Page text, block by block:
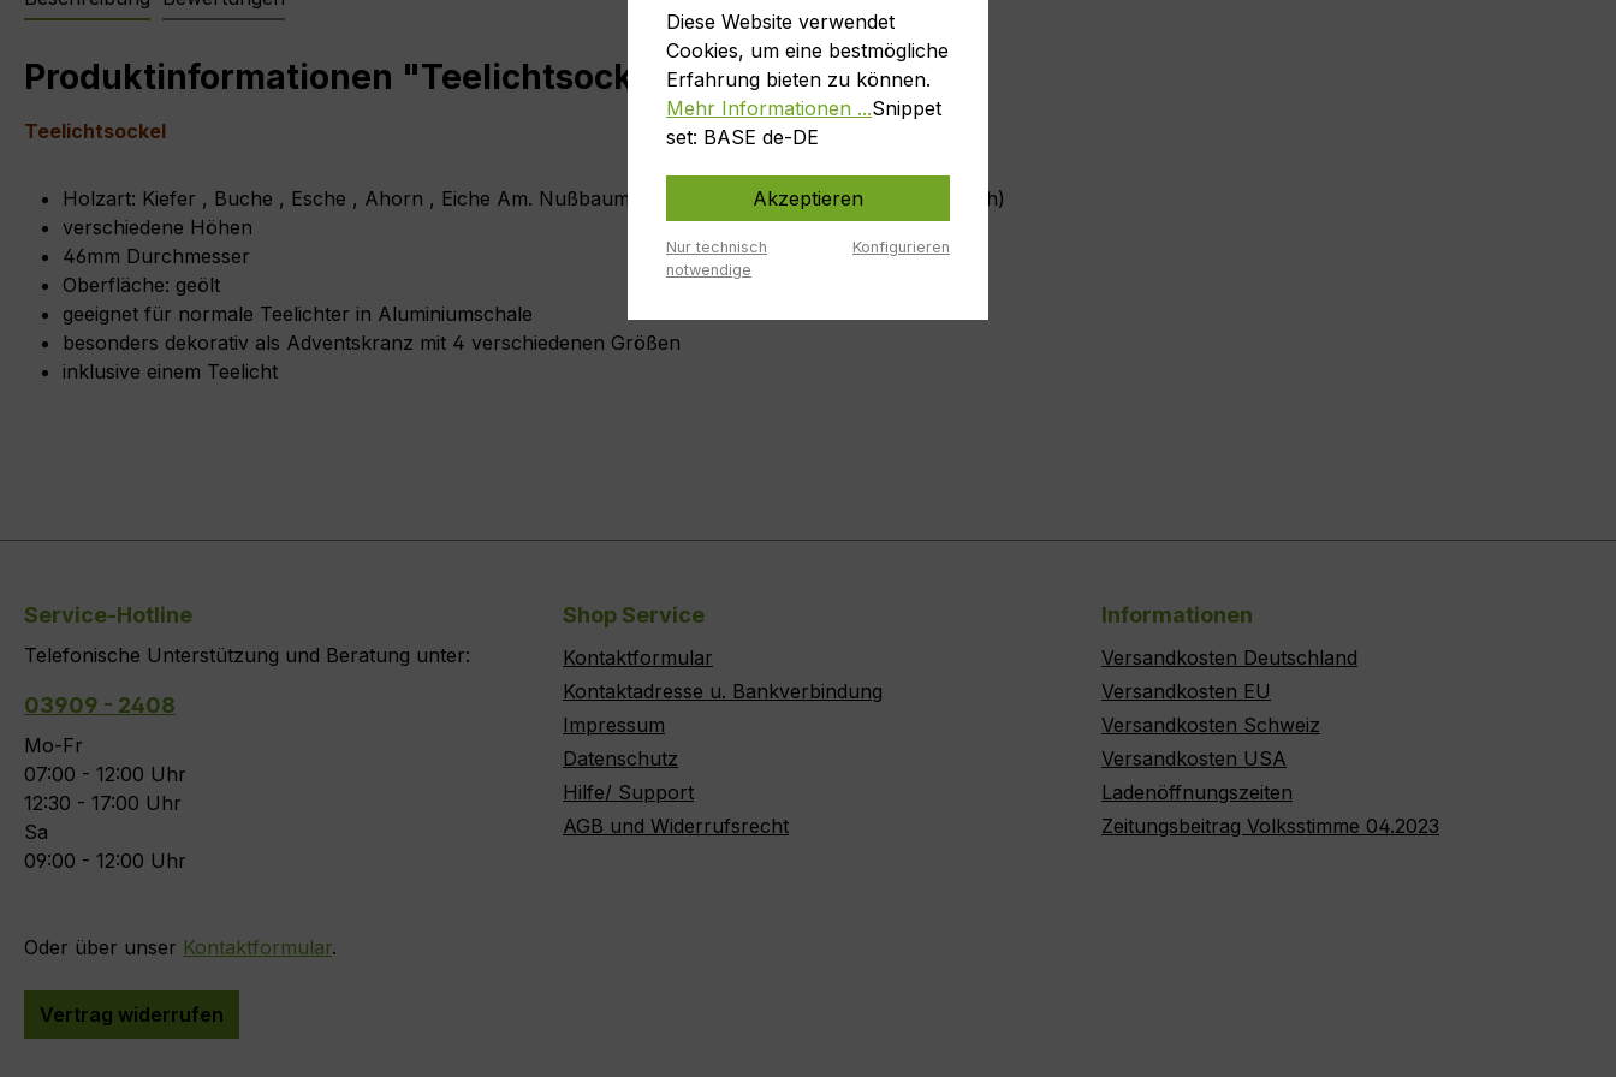
Produktinformationen "Teelichtsockel gerade D=46mm"
Teelichtsockel
Holzart: Kiefer , Buche , Esche , Ahorn , Eiche Am. Nußbaum (andere Holzarten auf Anfrage möglich)
verschiedene Höhen
46mm Durchmesser
Oberfläche: geölt
geeignet für normale Teelichter in Aluminiumschale
besonders dekorativ als Adventskranz mit 4 verschiedenen Größen
inklusive einem Teelicht
Service-Hotline
Telefonische Unterstützung und Beratung unter:
03909 - 2408
Mo-Fr
07:00 - 12:00 Uhr
12:30 - 17:00 Uhr
Sa
09:00 - 12:00 Uhr
Oder über unser Kontaktformular.
Vertrag widerrufen
Shop Service
Kontaktformular
Kontaktadresse u. Bankverbindung
Impressum
Datenschutz
Hilfe/ Support
AGB und Widerrufsrecht
Informationen
Versandkosten Deutschland
Versandkosten EU
Versandkosten Schweiz
Versandkosten USA
Ladenöffnungszeiten
Zeitungsbeitrag Volksstimme 04.2023
Diese Website verwendet
Cookies, um eine bestmögliche
Erfahrung bieten zu können.
Mehr Informationen ...Snippet
set: BASE de-DE
Akzeptieren
Nur technisch
notwendige
Konfigurieren